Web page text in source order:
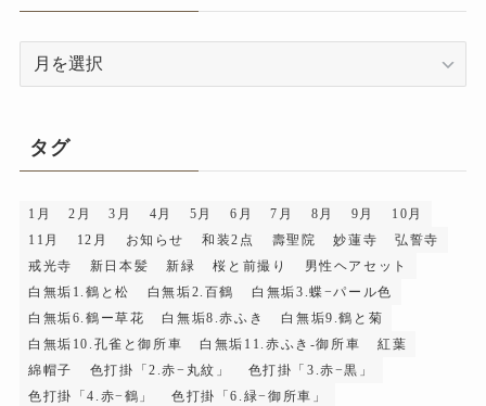
ブ
タグ
1月 2月 3月 4月 5月 6月 7月 8月 9月
10月
11月
12月 お知らせ 和装2点 壽聖院 妙蓮寺
弘誓寺
戒光寺
新日本髪 新緑 桜と前撮り
男性ヘアセット
白無垢1.鶴と松
白無垢2.百鶴
白無垢3.蝶−パール色
白無垢6.鶴ー草花
白無垢8.赤ふき
白無垢9.鶴と菊
白無垢10.孔雀と御所車
白無垢11.赤ふき-御所車
紅葉
綿帽子
色打掛「2.赤−丸紋」
色打掛「3.赤−黒」
色打掛「4.赤−鶴」
色打掛「6.緑−御所車」